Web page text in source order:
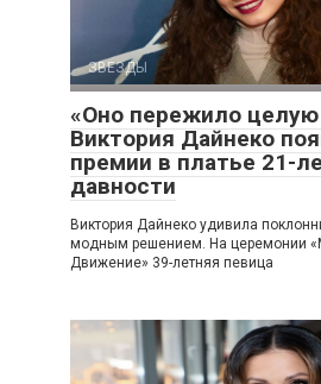
ЗВЕЗДЫ
«Оно пережило целую
Виктория Дайнеко
премии в платье 21-
давности
Виктория Дайнеко удивила
модным решением. На церемонии
Движение» 39-летняя певица